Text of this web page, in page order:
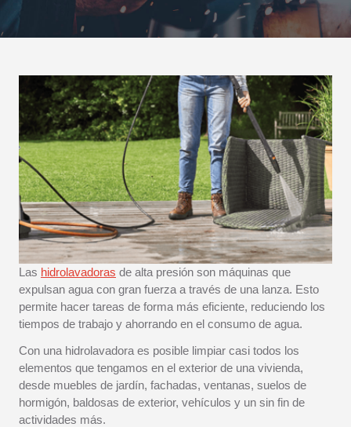
Las hidrolavadoras de alta presión son máquinas que
expulsan agua con gran fuerza a través de una lanza. Esto
permite hacer tareas de forma más eficiente, reduciendo los
tiempos de trabajo y ahorrando en el consumo de agua.
Con una hidrolavadora es posible limpiar casi todos los
elementos que tengamos en el exterior de una vivienda,
desde muebles de jardín, fachadas, ventanas, suelos de
hormigón, baldosas de exterior, vehículos y un sin fin de
actividades más.